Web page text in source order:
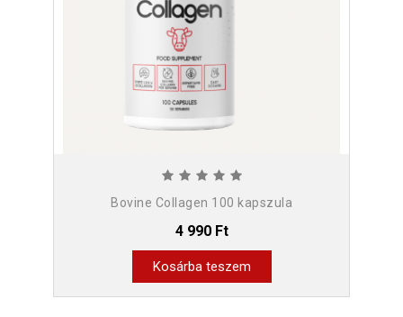
Bovine Collagen 100 kapszula
4 990 Ft
Kosárba teszem